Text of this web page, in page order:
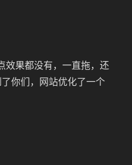
效果都没有，一直拖，还
你们，网站优化了一个